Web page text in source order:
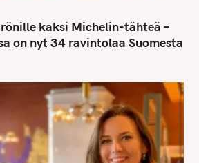
kaksi Michelin-tähteä –
on nyt 34 ravintolaa Suomesta